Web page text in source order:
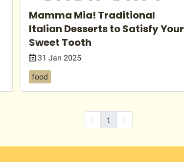
Mamma Mia! Traditional
Italian Desserts to Satisfy Your
Sweet Tooth
31 Jan 2025
food
1